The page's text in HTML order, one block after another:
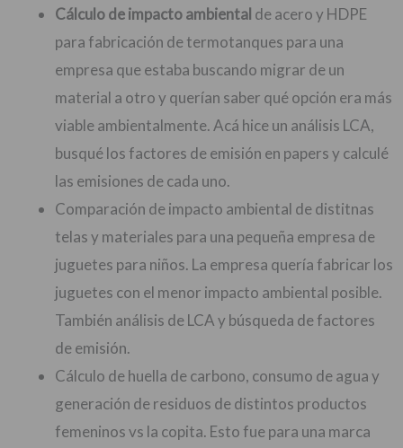
Cálculo de impacto ambiental de acero y HDPE
para fabricación de termotanques para una
empresa que estaba buscando migrar de un
material a otro y querían saber qué opción era más
viable ambientalmente. Acá hice un análisis LCA,
busqué los factores de emisión en papers y calculé
las emisiones de cada uno.
Comparación de impacto ambiental de distitnas
telas y materiales para una pequeña empresa de
juguetes para niños. La empresa quería fabricar los
juguetes con el menor impacto ambiental posible.
También análisis de LCA y búsqueda de factores
de emisión.
Cálculo de huella de carbono, consumo de agua y
generación de residuos de distintos productos
femeninos vs la copita. Esto fue para una marca